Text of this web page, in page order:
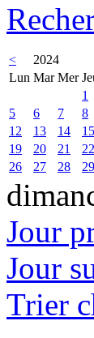
< 2024
Lun Mar Mer
1
5
6 7 8
12
13 14 15
19
20 21 22
26
27 28 29
Jour
Jour
Trier